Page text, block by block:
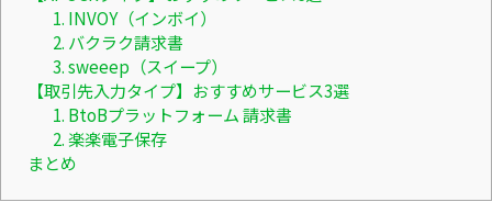
1. INVOY（インボイ）
2. バクラク請求書
3. sweeep（スイープ）
【取引先入力タイプ】おすすめサービス3選
1. BtoBプラットフォーム 請求書
2. 楽楽電子保存
まとめ